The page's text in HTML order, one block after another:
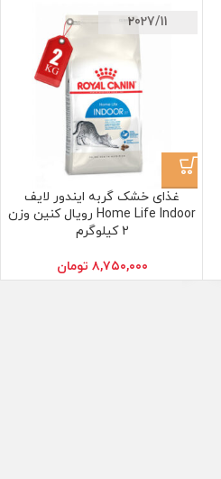
2027/11
غذای خشک گربه ایندور لایف
Home Life Indoor رویال کنین وزن
2 کیلوگرم
۸,۷۵۰,۰۰۰ تومان